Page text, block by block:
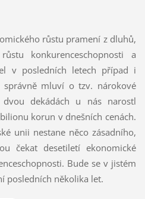
růstu pramení z dluhů,
konkurenceschopnosti a
v posledních letech případ i
správně mluví o tzv. nárokové
dvou dekádách u nás narostl
korun v dnešních cenách.
unii nestane něco zásadního,
čekat desetiletí ekonomické
Bude se v jistém
posledních několika let.